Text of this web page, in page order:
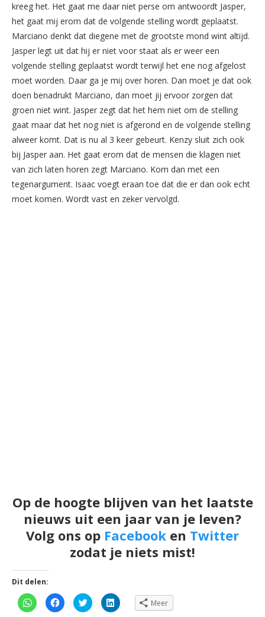
kreeg het. Het gaat me daar niet perse om antwoordt Jasper,
het gaat mij erom dat de volgende stelling wordt geplaatst.
Marciano denkt dat diegene met de grootste mond wint altijd.
Jasper legt uit dat hij er niet voor staat als er weer een
volgende stelling geplaatst wordt terwijl het ene nog afgelost
moet worden. Daar ga je mij over horen. Dan moet je dat ook
doen benadrukt Marciano, dan moet jij ervoor zorgen dat
groen niet wint. Jasper zegt dat het hem niet om de stelling
gaat maar dat het nog niet is afgerond en de volgende stelling
alweer komt. Dat is nu al 3 keer gebeurt. Kenzy sluit zich ook
bij Jasper aan. Het gaat erom dat de mensen die klagen niet
van zich laten horen zegt Marciano. Kom dan met een
tegenargument. Isaac voegt eraan toe dat die er dan ook echt
moet komen. Wordt vast en zeker vervolgd.
Op de hoogte blijven van het laatste
nieuws uit een jaar van je leven?
Volg ons op Facebook en Twitter
zodat je niets mist!
Dit delen:
Klik
om
Klik
om
Klik
om
Klik
om Meer